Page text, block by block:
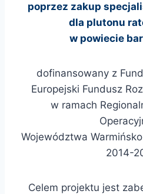
poprzez zakup
dla plutonu
w powiecie
dofinansowany z
Europejski Fundusz
w ramach
Województwa
2014-
Celem projektu jest